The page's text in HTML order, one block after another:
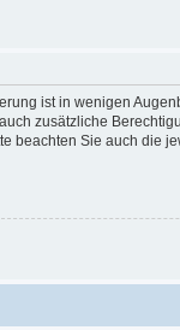
ist in wenigen
zusätzliche
beachten Sie auch die